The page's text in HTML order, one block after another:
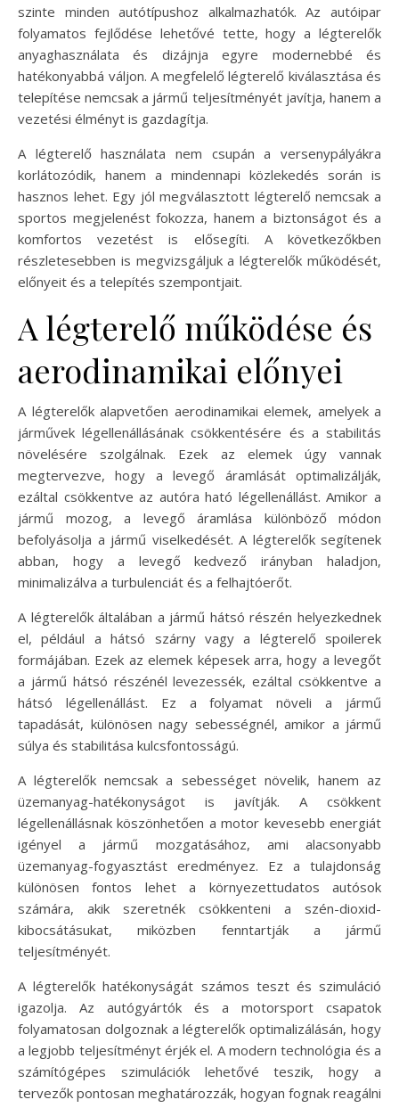
szinte minden autótípushoz alkalmazhatók. Az autóipar
folyamatos fejlődése lehetővé tette, hogy a légterelők
anyaghasználata és dizájnja egyre modernebbé és
hatékonyabbá váljon. A megfelelő légterelő kiválasztása és
telepítése nemcsak a jármű teljesítményét javítja, hanem a
vezetési élményt is gazdagítja.
A légterelő használata nem csupán a versenypályákra
korlátozódik, hanem a mindennapi közlekedés során is
hasznos lehet. Egy jól megválasztott légterelő nemcsak a
sportos megjelenést fokozza, hanem a biztonságot és a
komfortos vezetést is elősegíti. A következőkben
részletesebben is megvizsgáljuk a légterelők működését,
előnyeit és a telepítés szempontjait.
A légterelő működése és
aerodinamikai előnyei
A légterelők alapvetően aerodinamikai elemek, amelyek a
járművek légellenállásának csökkentésére és a stabilitás
növelésére szolgálnak. Ezek az elemek úgy vannak
megtervezve, hogy a levegő áramlását optimalizálják,
ezáltal csökkentve az autóra ható légellenállást. Amikor a
jármű mozog, a levegő áramlása különböző módon
befolyásolja a jármű viselkedését. A légterelők segítenek
abban, hogy a levegő kedvező irányban haladjon,
minimalizálva a turbulenciát és a felhajtóerőt.
A légterelők általában a jármű hátsó részén helyezkednek
el, például a hátsó szárny vagy a légterelő spoilerek
formájában. Ezek az elemek képesek arra, hogy a levegőt
a jármű hátsó részénél levezessék, ezáltal csökkentve a
hátsó légellenállást. Ez a folyamat növeli a jármű
tapadását, különösen nagy sebességnél, amikor a jármű
súlya és stabilitása kulcsfontosságú.
A légterelők nemcsak a sebességet növelik, hanem az
üzemanyag-hatékonyságot is javítják. A csökkent
légellenállásnak köszönhetően a motor kevesebb energiát
igényel a jármű mozgatásához, ami alacsonyabb
üzemanyag-fogyasztást eredményez. Ez a tulajdonság
különösen fontos lehet a környezettudatos autósok
számára, akik szeretnék csökkenteni a szén-dioxid-
kibocsátásukat, miközben fenntartják a jármű
teljesítményét.
A légterelők hatékonyságát számos teszt és szimuláció
igazolja. Az autógyártók és a motorsport csapatok
folyamatosan dolgoznak a légterelők optimalizálásán, hogy
a legjobb teljesítményt érjék el. A modern technológia és a
számítógépes szimulációk lehetővé teszik, hogy a
tervezők pontosan meghatározzák, hogyan fognak reagálni